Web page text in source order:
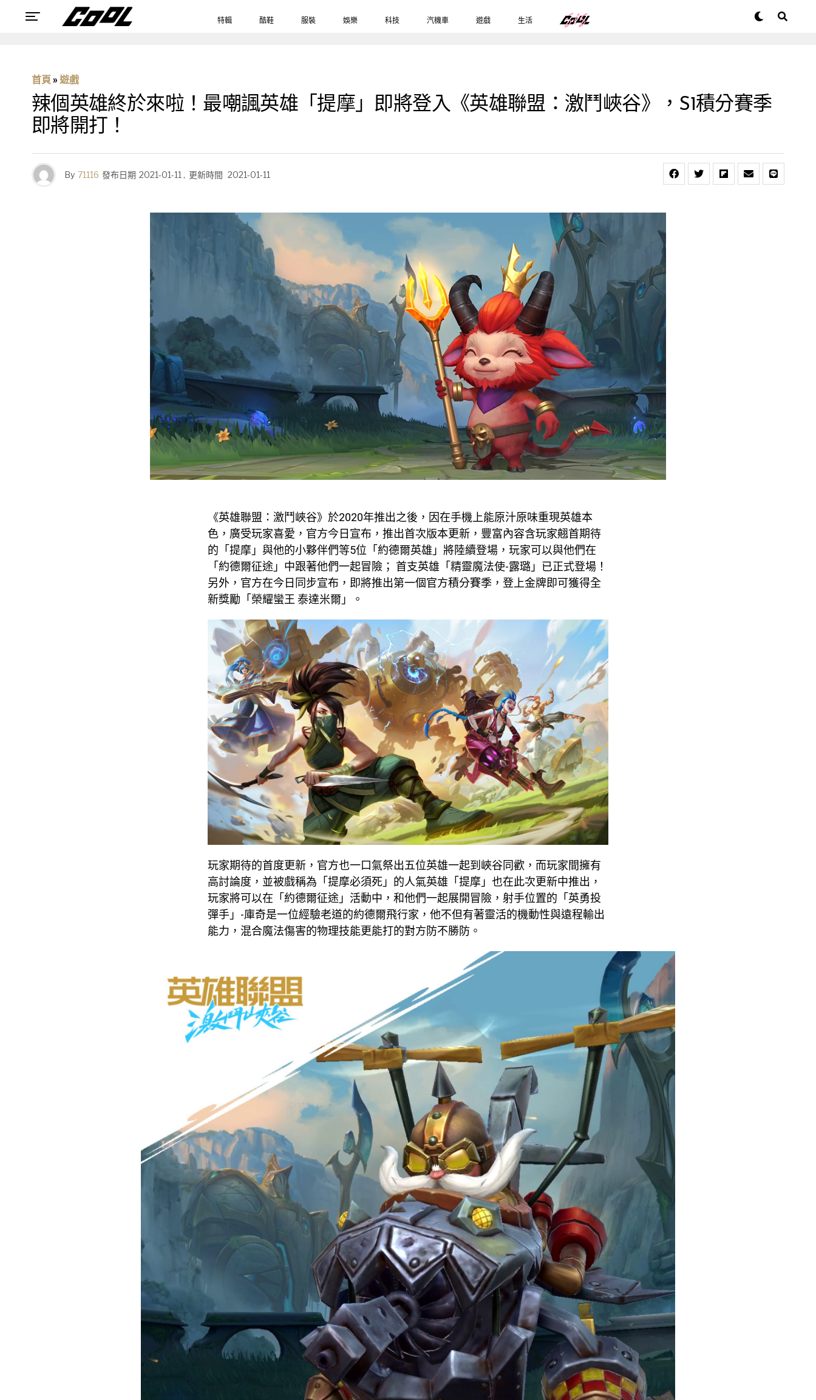
特輯 酷鞋 服裝 娛樂 科技 汽機車 遊戲 生活
首頁 » 遊戲
辣個英雄終於來啦！最嘲諷英雄「提摩」即將登入《英雄聯盟：激鬥峽谷》，S1積分賽季
即將開打！
By 71116 發布日期 2021-01-11 , 更新時間 2021-01-11
《英雄聯盟：激鬥峽谷》於2020年推出之後，因在手機上能原汁原味重現英雄本
色，廣受玩家喜愛，官方今日宣布，推出首次版本更新，豐富內容含玩家翹首期待
的「提摩」與他的小夥伴們等5位「約德爾英雄」將陸續登場，玩家可以與他們在
「約德爾征途」中跟著他們一起冒險； 首支英雄「精靈魔法使-露璐」已正式登場！
另外，官方在今日同步宣布，即將推出第一個官方積分賽季，登上金牌即可獲得全
新獎勵「榮耀蠻王 泰達米爾」。
玩家期待的首度更新，官方也一口氣祭出五位英雄一起到峽谷同歡，而玩家間擁有
高討論度，並被戲稱為「提摩必須死」的人氣英雄「提摩」也在此次更新中推出，
玩家將可以在「約德爾征途」活動中，和他們一起展開冒險，射手位置的「英勇投
彈手」-庫奇是一位經驗老道的約德爾飛行家，他不但有著靈活的機動性與遠程輸出
能力，混合魔法傷害的物理技能更能打的對方防不勝防。